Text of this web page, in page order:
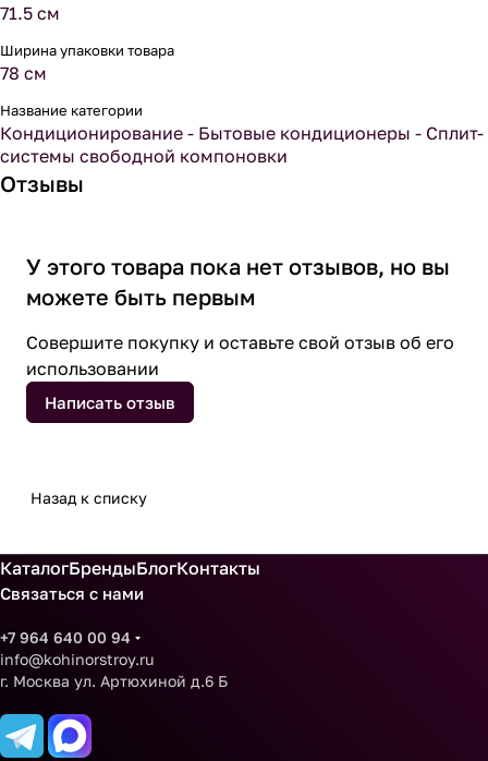
71.5 см
Ширина упаковки товара
78 см
Название категории
Кондиционирование - Бытовые кондиционеры - Сплит-
системы свободной компоновки
Отзывы
У этого товара пока нет отзывов, но вы
можете быть первым
Совершите покупку и оставьте свой отзыв об его
использовании
Написать отзыв
Назад к списку
КаталогБрендыБлогКонтакты
Связаться с нами
+7 964 640 00 94
info@kohinorstroy.ru
г. Москва ул. Артюхиной д.6 Б